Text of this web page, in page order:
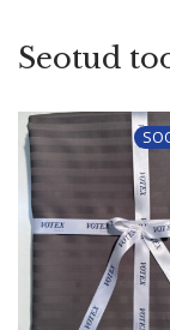
Seotud